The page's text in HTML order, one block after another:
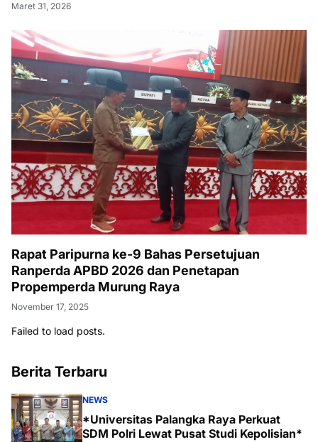
Maret 31, 2026
Rapat Paripurna ke-9 Bahas Persetujuan
Ranperda APBD 2026 dan Penetapan
Propemperda Murung Raya
November 17, 2025
Failed to load posts.
Berita Terbaru
NEWS
*Universitas Palangka Raya Perkuat
SDM Polri Lewat Pusat Studi Kepolisian*